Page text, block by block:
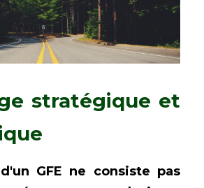
stratégique et
GFE ne consiste pas